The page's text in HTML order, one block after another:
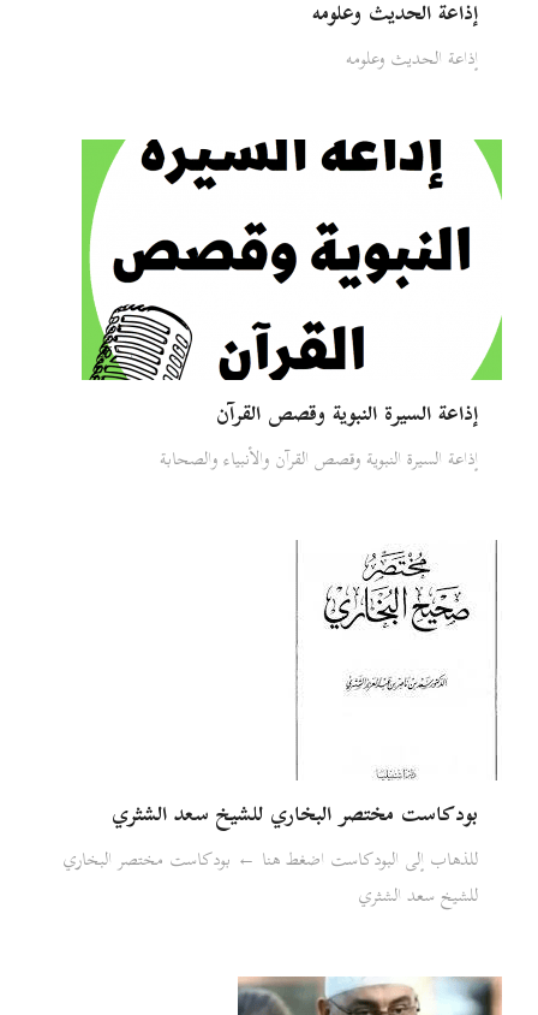
إذاعة الحديث وعلومه
إذاعة الحديث وعلومه
إذاعة السيرة النبوية وقصص القرآن
إذاعة السيرة النبوية وقصص القرآن والأنبياء والصحابة
بودكاست مختصر البخاري للشيخ سعد الشثري
للذهاب إلى البودكاست اضغط هنا ← بودكاست مختصر البخاري
للشيخ سعد الشثري